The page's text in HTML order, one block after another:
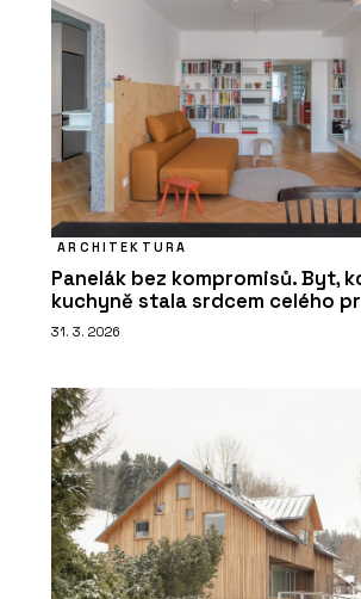
ARCHITEKTURA
Panelák bez kompromisů. Byt,
kuchyně stala srdcem celého
31. 3. 2026